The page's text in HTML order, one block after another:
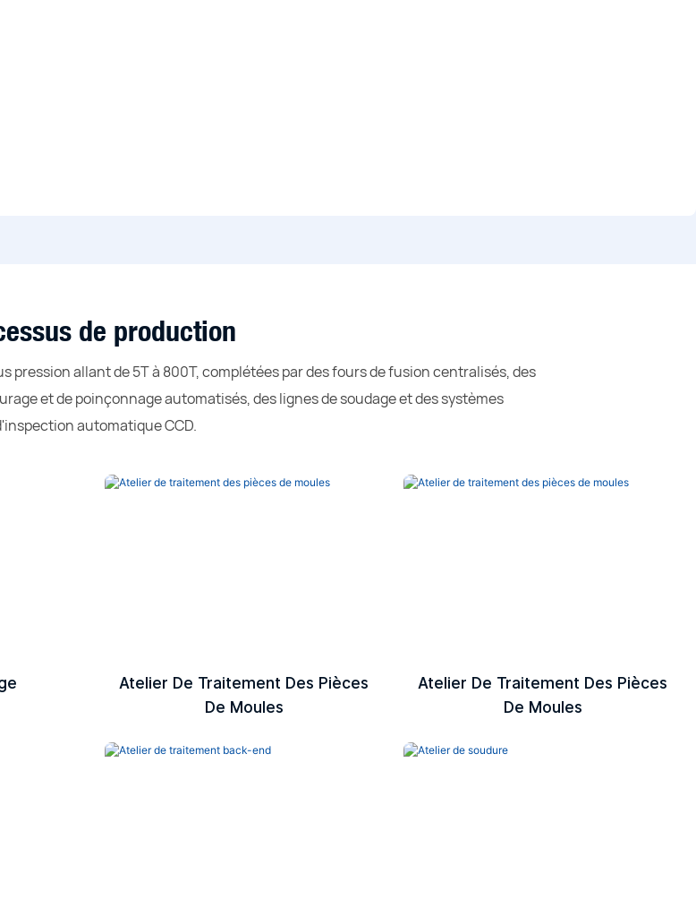
de production
pression allant de 5T à 800T, complétées par des fours de fusion centralisés, des
et de poinçonnage automatisés, des lignes de soudage et des systèmes
automatique CCD.
Atelier De Traitement Des Pièces
De Moules
Atelier De Traitement Des Pièces
De Moules